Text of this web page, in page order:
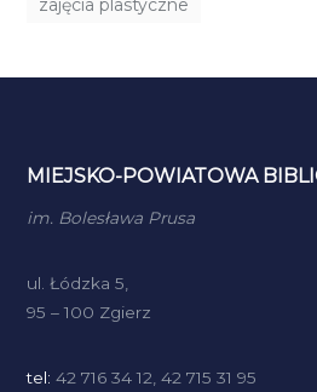
zajęcia plastyczne
MIEJSKO-POWIATOWA
im. Bolesława Prusa
ul. Łódzka 5,
95 – 100 Zgierz
tel: 42 716 34 12, 42 715 31 95